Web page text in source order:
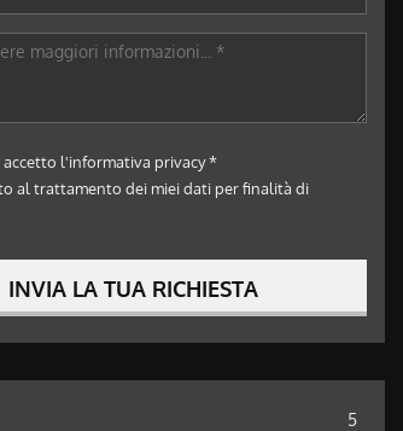
l'informativa privacy*
al trattamento dei miei dati per finalità di
INVIA LA TUA RICHIESTA
5